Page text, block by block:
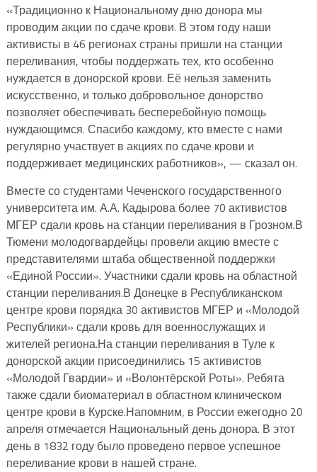
«Традиционно к Национальному дню донора мы
проводим акции по сдаче крови. В этом году наши
активисты в 46 регионах страны пришли на станции
переливания, чтобы поддержать тех, кто особенно
нуждается в донорской крови. Её нельзя заменить
искусственно, и только добровольное донорство
позволяет обеспечивать бесперебойную помощь
нуждающимся. Спасибо каждому, кто вместе с нами
регулярно участвует в акциях по сдаче крови и
поддерживает медицинских работников», — сказал он.
Вместе со студентами Чеченского государственного
университета им. А.А. Кадырова более 70 активистов
МГЕР сдали кровь на станции переливания в Грозном.В
Тюмени молодогвардейцы провели акцию вместе с
представителями штаба общественной поддержки
«Единой России». Участники сдали кровь на областной
станции переливания.В Донецке в Республиканском
центре крови порядка 30 активистов МГЕР и «Молодой
Республики» сдали кровь для военнослужащих и
жителей региона.На станции переливания в Туле к
донорской акции присоединились 15 активистов
«Молодой Гвардии» и «Волонтёрской Роты». Ребята
также сдали биоматериал в областном клиническом
центре крови в Курске.Напомним, в России ежегодно 20
апреля отмечается Национальный день донора. В этот
день в 1832 году было проведено первое успешное
переливание крови в нашей стране.